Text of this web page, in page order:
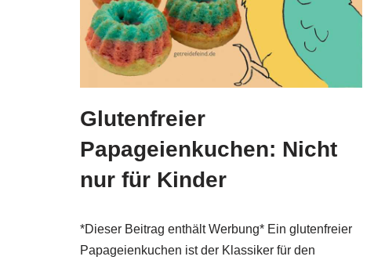
Glutenfreier
Papageienkuchen: Nicht
nur für Kinder
*Dieser Beitrag enthält Werbung* Ein glutenfreier
Papageienkuchen ist der Klassiker für den